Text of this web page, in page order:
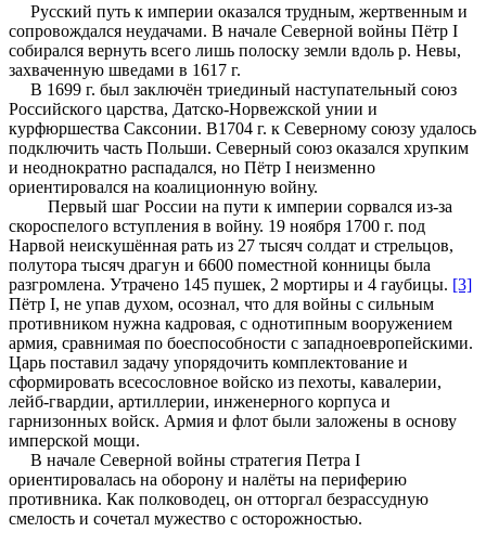
Русский путь к империи оказался трудным, жертвенным и
сопровождался неудачами. В начале Северной войны Пётр I
собирался вернуть всего лишь полоску земли вдоль р. Невы,
захваченную шведами в 1617 г.
В 1699 г. был заключён триединый наступательный союз
Российского царства, Датско-Норвежской унии и
курфюршества Саксонии. В1704 г. к Северному союзу удалось
подключить часть Польши. Северный союз оказался хрупким
и неоднократно распадался, но Пётр I неизменно
ориентировался на коалиционную войну.
Первый шаг России на пути к империи сорвался из-за
скороспелого вступления в войну. 19 ноября 1700 г. под
Нарвой неискушённая рать из 27 тысяч солдат и стрельцов,
полутора тысяч драгун и 6600 поместной конницы была
разгромлена. Утрачено 145 пушек, 2 мортиры и 4 гаубицы. [3]
Пётр I, не упав духом, осознал, что для войны с сильным
противником нужна кадровая, с однотипным вооружением
армия, сравнимая по боеспособности с западноевропейскими.
Царь поставил задачу упорядочить комплектование и
сформировать всесословное войско из пехоты, кавалерии,
лейб-гвардии, артиллерии, инженерного корпуса и
гарнизонных войск. Армия и флот были заложены в основу
имперской мощи.
В начале Северной войны стратегия Петра I
ориентировалась на оборону и налёты на периферию
противника. Как полководец, он отторгал безрассудную
смелость и сочетал мужество с осторожностью.